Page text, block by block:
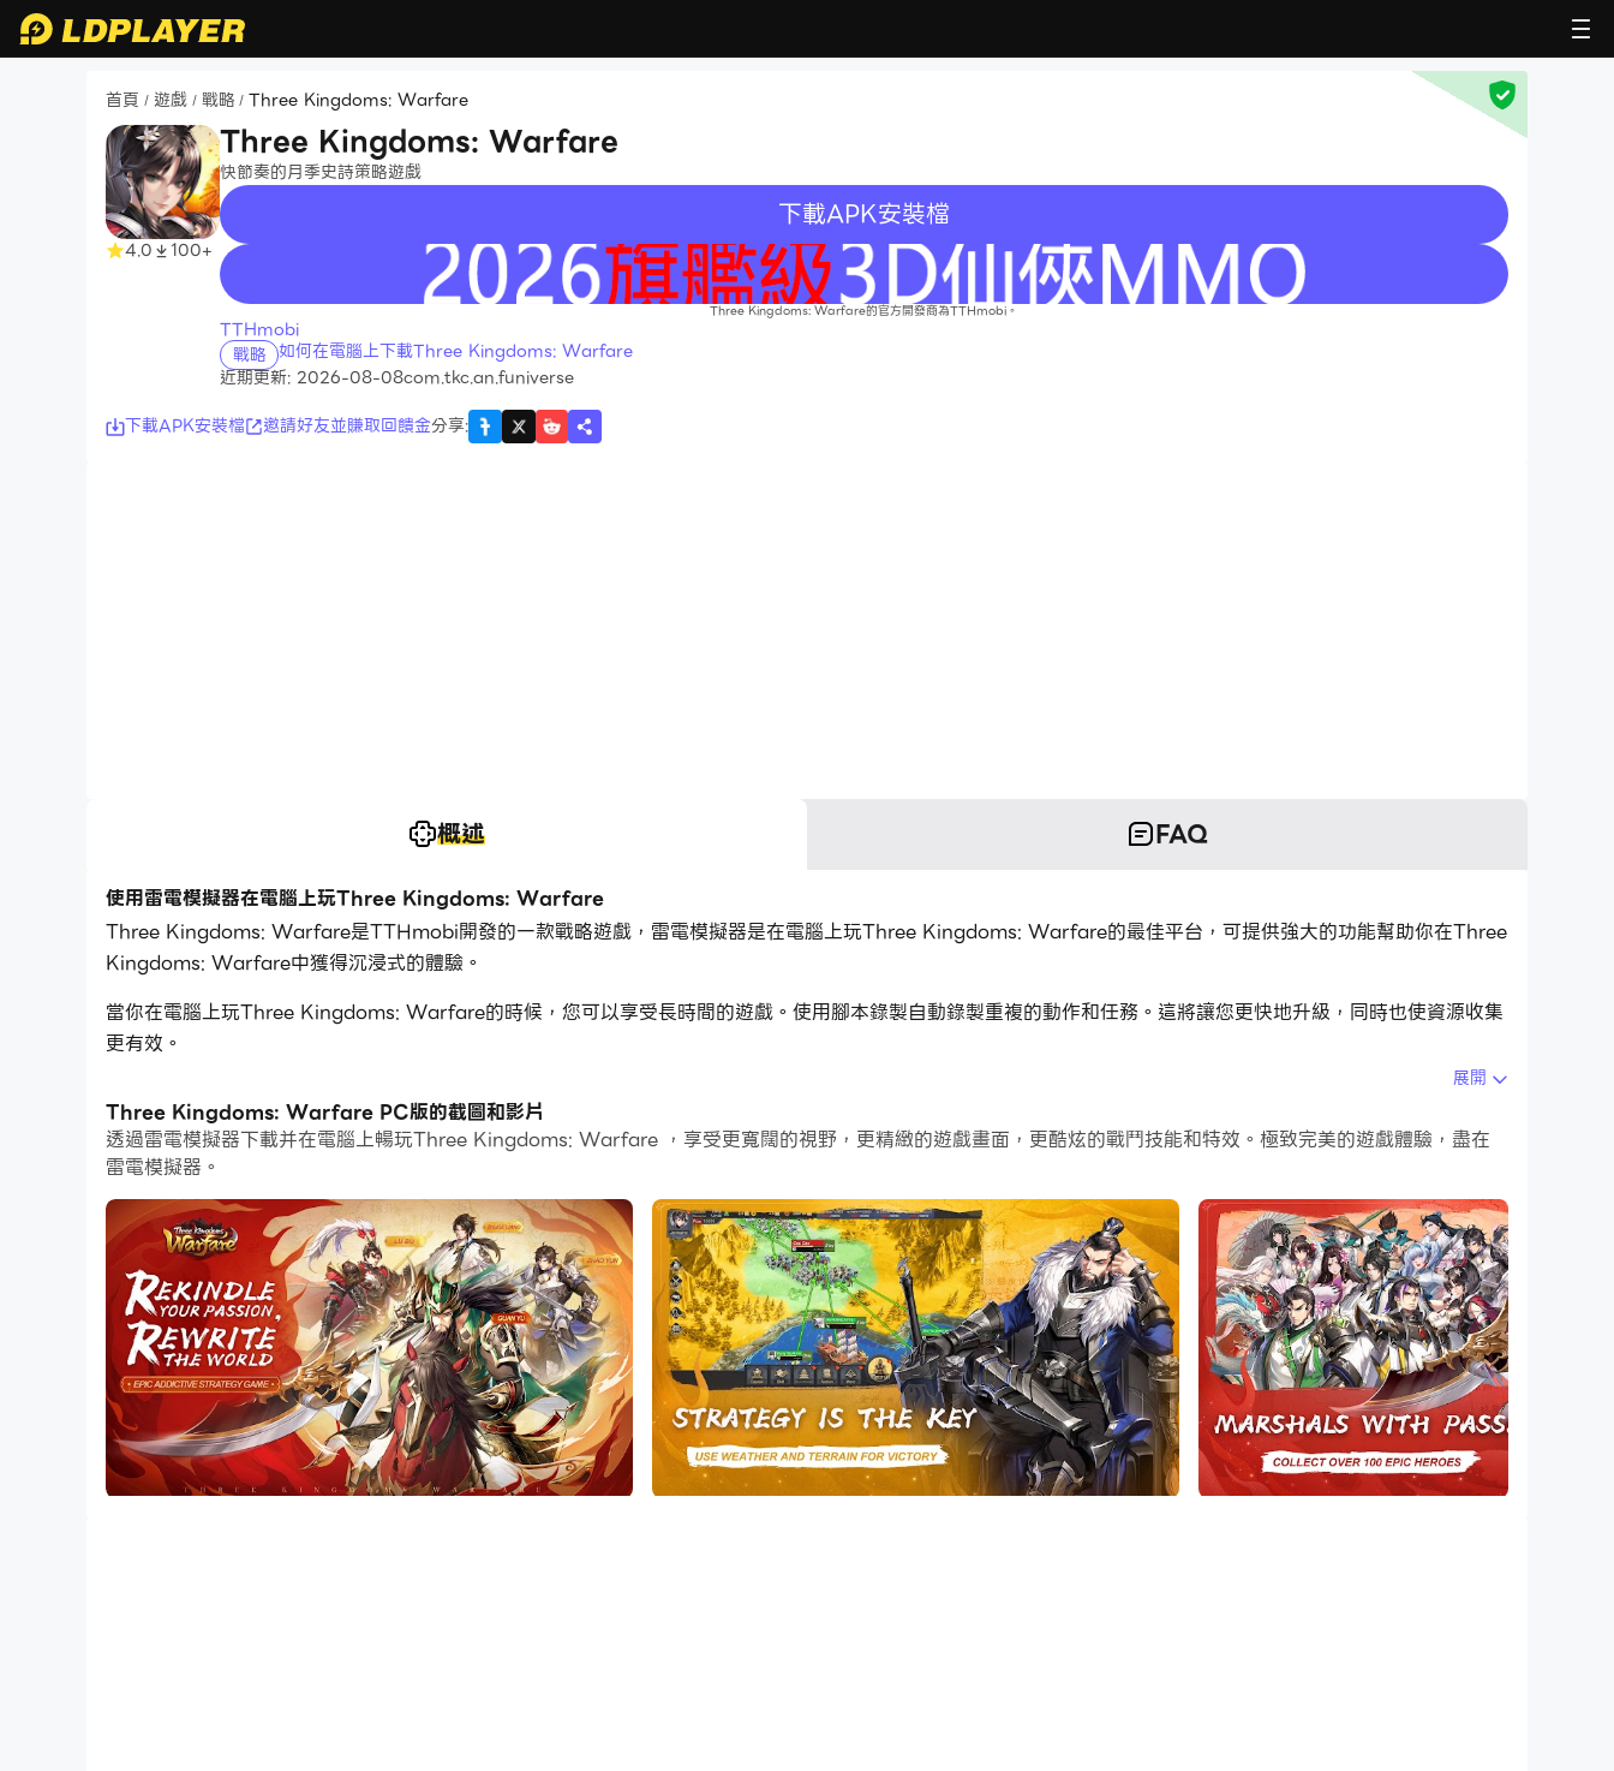
首頁 / 遊戲 / 戰略 / Three Kingdoms: Warfare
4.0 100+
Three Kingdoms: Warfare
快節奏的月季史詩策略遊戲
下載APK安裝檔
recommend
Three Kingdoms: Warfare的官方開發商為TTHmobi。
TTHmobi
戰略 如何在電腦上下載Three Kingdoms: Warfare
近期更新: 2026-08-08com.tkc.an.funiverse
下載APK安裝檔
邀請好友並賺取回饋金分享:
概述 FAQ
使用雷電模擬器在電腦上玩Three Kingdoms: Warfare
Three Kingdoms: Warfare是TTHmobi開發的一款戰略遊戲，雷電模擬器是在電腦上玩Three Kingdoms: Warfare的最佳平台，可提供強大的功能幫助你在Three
Kingdoms: Warfare中獲得沉浸式的體驗。
當你在電腦上玩Three Kingdoms: Warfare的時候，您可以享受長時間的遊戲。使用腳本錄製自動錄製重複的動作和任務。這將讓您更快地升級，同時也使資源收集
更有效。
此外，如果你想要一鍵連擊或是遊戲要求重複技能移動，巨集指令功能非常有用。一鍵式操作執行可以讓你快速完成殺戮！
如果你想培養多個帳戶，多開和同步也可以幫到你。你可以玩主帳戶的同時執行替代帳戶進行成長和升級。現在就開始在電腦上下載和玩Three Kingdoms: Warfare
吧！
12月11日上午9點（GMT+7）正式上線！下載獲得五星元帥貂蟬和海量素材，助你快速成長！
>> 數以千計的玩家在沙盒地圖上開拓自己的領地。捕獲、聯合和戰鬥。你將如何改寫三國歷史？
>> 當你解鎖了數百個隊長、數百個技能、數百個職業後，你將如何打造最偉大的陣容和陣容？
>> 在由數以百萬計的瓷磚和網格組成的現實戰場上，您將如何團結盟友，結交戰友，結交一生的朋友。
展開
Three Kingdoms: Warfare PC版的截圖和影片
透過雷電模擬器下載并在電腦上暢玩Three Kingdoms: Warfare ，享受更寬闊的視野，更精緻的遊戲畫面，更酷炫的戰鬥技能和特效。極致完美的遊戲體驗，盡在
雷電模擬器。